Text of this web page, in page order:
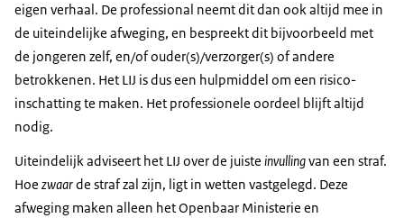
eigen verhaal. De professional neemt dit dan ook altijd mee in
de uiteindelijke afweging, en bespreekt dit bijvoorbeeld met
de jongeren zelf, en/of ouder(s)/verzorger(s) of andere
betrokkenen. Het LIJ is dus een hulpmiddel om een risico-
inschatting te maken. Het professionele oordeel blijft altijd
nodig.
Uiteindelijk adviseert het LIJ over de juiste invullingvan een straf.
Hoe zwaarde straf zal zijn, ligt in wetten vastgelegd. Deze
afweging maken alleen het Openbaar Ministerie en